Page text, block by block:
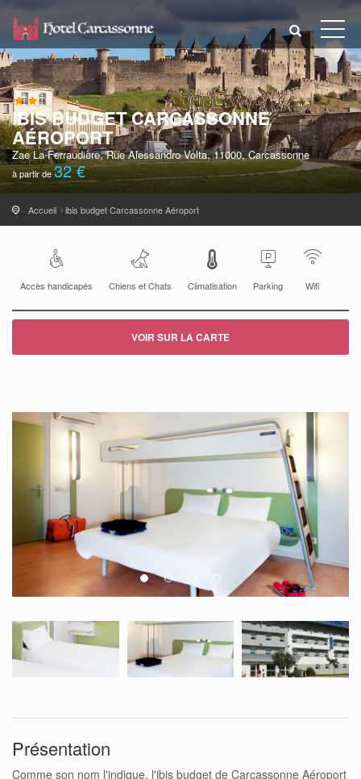
IBIS BUDGET CARCASSONNE
AÉROPORT
Zae La Ferraudière, Rue Alessandro Volta, 11000, Carcassonne
à partir de32 €
Accueil ibis budget Carcassonne Aéroport
Accès handicapés Chiens et Chats Climatisation Parking Wifi
VOIR SUR LA CARTE
Présentation
Comme son nom l'indique, l'ibis budget de Carcassonne Aéroport